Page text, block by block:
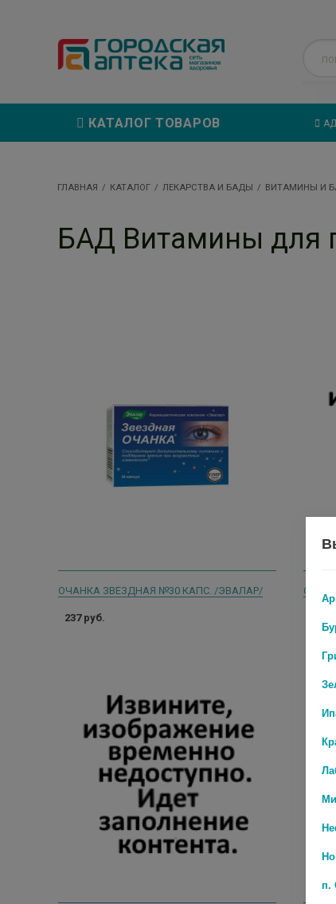
КАТАЛОГ ТОВАРОВ
ГЛАВНАЯ КАТАЛОГ ЛЕКАРСТВА И БАДЫ ВИТАМИНЫ И
БАД Витамины для
ОЧАНКА ЗВЕЗДНАЯ №30 КАПС. /ЭВАЛАР/
237 руб.
п.